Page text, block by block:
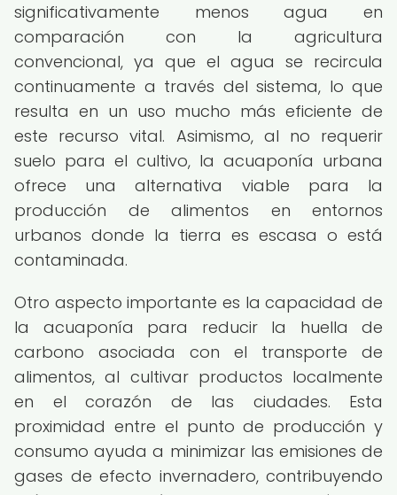
significativamente menos agua en
comparación con la agricultura
convencional, ya que el agua se recircula
continuamente a través del sistema, lo que
resulta en un uso mucho más eficiente de
este recurso vital. Asimismo, al no requerir
suelo para el cultivo, la acuaponía urbana
ofrece una alternativa viable para la
producción de alimentos en entornos
urbanos donde la tierra es escasa o está
contaminada.
Otro aspecto importante es la capacidad de
la acuaponía para reducir la huella de
carbono asociada con el transporte de
alimentos, al cultivar productos localmente
en el corazón de las ciudades. Esta
proximidad entre el punto de producción y
consumo ayuda a minimizar las emisiones de
gases de efecto invernadero, contribuyendo